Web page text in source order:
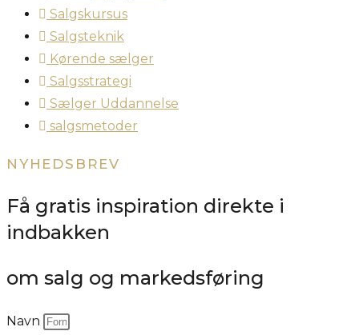
Salgskursus
Salgsteknik
Kørende sælger
Salgsstrategi
Sælger Uddannelse
salgsmetoder
NYHEDSBREV
Få gratis inspiration direkte i
indbakken
om salg og markedsføring
Navn